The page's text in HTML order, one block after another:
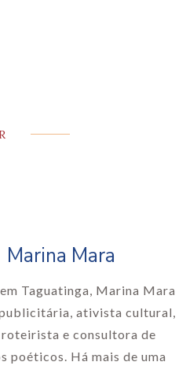
Marina Mara
Taguatinga, Marina Mara
ativista cultural,
e consultora de
poéticos. Há mais de uma